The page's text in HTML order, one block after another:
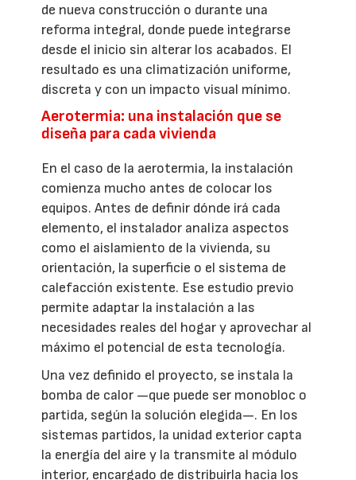
de nueva construcción o durante una
reforma integral, donde puede integrarse
desde el inicio sin alterar los acabados. El
resultado es una climatización uniforme,
discreta y con un impacto visual mínimo.
Aerotermia: una instalación que se
diseña para cada vivienda
En el caso de la aerotermia, la instalación
comienza mucho antes de colocar los
equipos. Antes de definir dónde irá cada
elemento, el instalador analiza aspectos
como el aislamiento de la vivienda, su
orientación, la superficie o el sistema de
calefacción existente. Ese estudio previo
permite adaptar la instalación a las
necesidades reales del hogar y aprovechar al
máximo el potencial de esta tecnología.
Una vez definido el proyecto, se instala la
bomba de calor —que puede ser monobloc o
partida, según la solución elegida—. En los
sistemas partidos, la unidad exterior capta
la energía del aire y la transmite al módulo
interior, encargado de distribuirla hacia los